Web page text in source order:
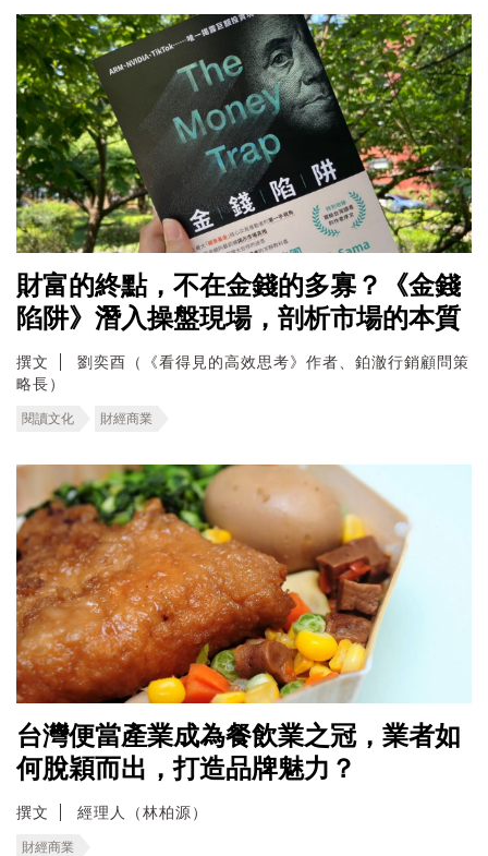
財富的終點，不在金錢的多寡？《金錢
陷阱》潛入操盤現場，剖析市場的本質
撰文
劉奕酉（《看得見的高效思考》作者、鉑澈行銷顧問策
略長）
閱讀文化 財經商業
台灣便當產業成為餐飲業之冠，業者如
何脫穎而出，打造品牌魅力？
撰文 經理人（林柏源）
財經商業